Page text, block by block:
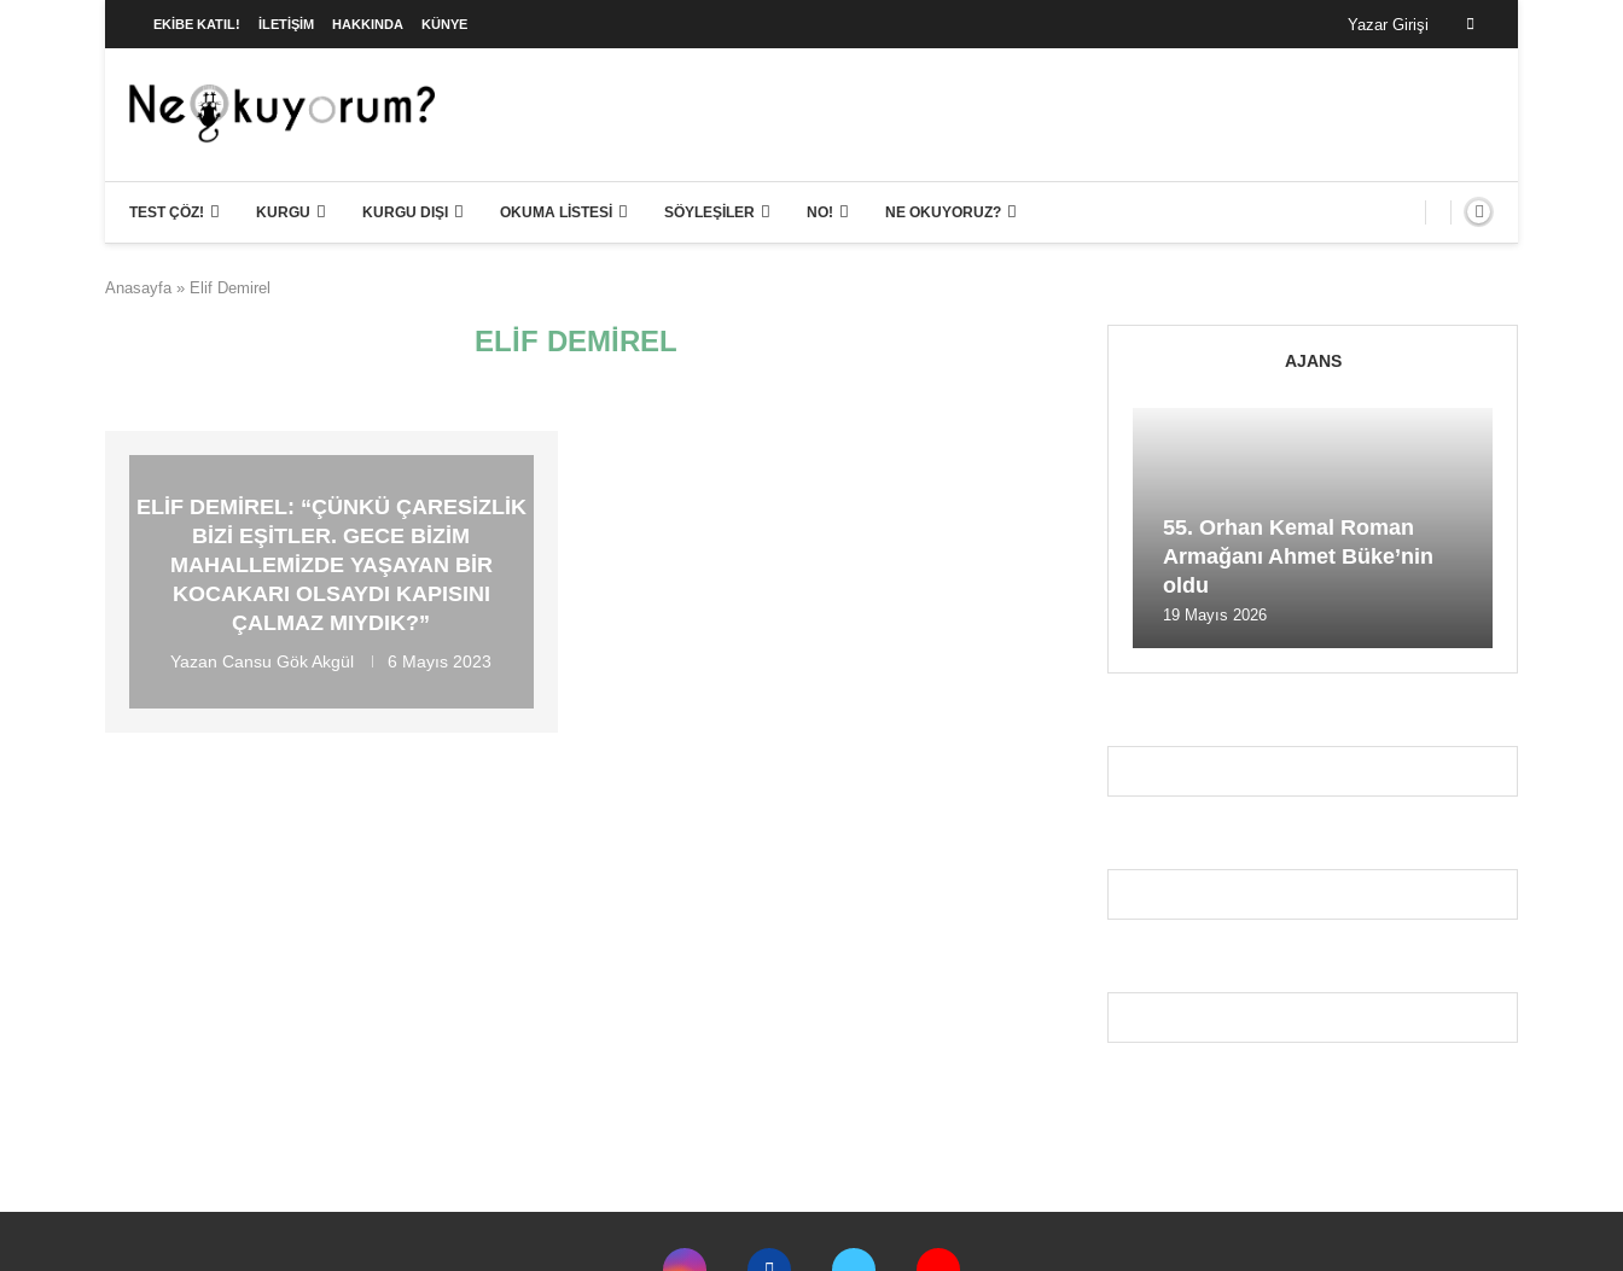
EKIBE KATIL! İLETIŞIM HAKKINDA KÜNYE Yazar Girişi
TEST ÇÖZ! KURGU KURGU DIŞI OKUMA LISTESI SÖYLEŞILER NO! NE OKUYORUZ?
Anasayfa » Elif Demirel
ELIF DEMIREL
ELIF DEMIREL: “ÇÜNKÜ ÇARESIZLIK
BIZI EŞITLER. GECE BIZIM
MAHALLEMIZDE YAŞAYAN BIR
KOCAKARI OLSAYDI KAPISINI
ÇALMAZ MIYDIK?”
Yazan Cansu Gök Akgül 6 Mayıs 2023
AJANS
55. Orhan Kemal Roman
Armağanı Ahmet Büke’nin
oldu
19 Mayıs 2026